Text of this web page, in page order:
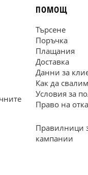
ПОМОЩ
Търсене
Поръчка
Плащания
Доставка
Данни за
Как да
Условия за
Право на
Правилници
кампании